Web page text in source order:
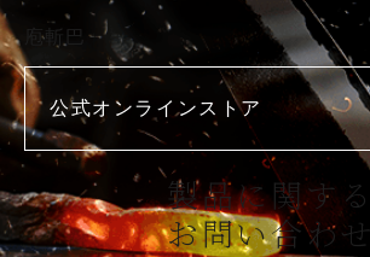
庖斬巴
公式オンラインストア
製品に関する
お問い合わせ